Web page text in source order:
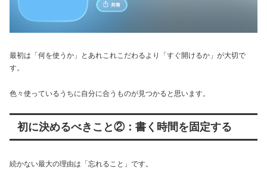
最初は「何を使うか」とあれこれこだわるより「すぐ開けるか」が大切で
す。
色々使っているうちに自分に合うものが見つかると思います。
初に決めるべきこと②：書く時間を固定する
続かない最大の理由は「忘れること」です。